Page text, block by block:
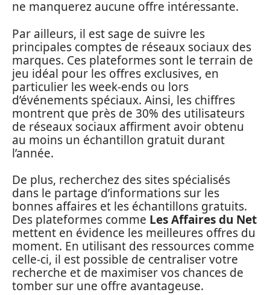
ne manquerez aucune offre intéressante.
Par ailleurs, il est sage de suivre les
principales comptes de réseaux sociaux des
marques. Ces plateformes sont le terrain de
jeu idéal pour les offres exclusives, en
particulier les week-ends ou lors
d’événements spéciaux. Ainsi, les chiffres
montrent que près de 30% des utilisateurs
de réseaux sociaux affirment avoir obtenu
au moins un échantillon gratuit durant
l’année.
De plus, recherchez des sites spécialisés
dans le partage d’informations sur les
bonnes affaires et les échantillons gratuits.
Des plateformes comme Les Affaires du Net
mettent en évidence les meilleures offres du
moment. En utilisant des ressources comme
celle-ci, il est possible de centraliser votre
recherche et de maximiser vos chances de
tomber sur une offre avantageuse.